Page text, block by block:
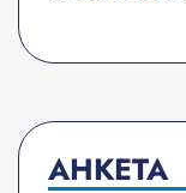
АНКЕТА